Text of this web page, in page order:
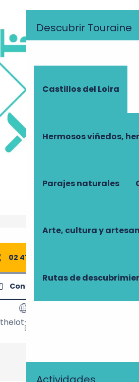
Descubrir Touraine
Castillos del Loira
Hermosos viñedos,
Parajes naturales
Arte, cultura y
Rutas de
de contacto
02 47 45 12
Contáctenos
lacroixmelier.fr